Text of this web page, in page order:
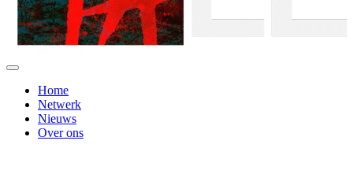
Home
Netwerk
Nieuws
Over ons